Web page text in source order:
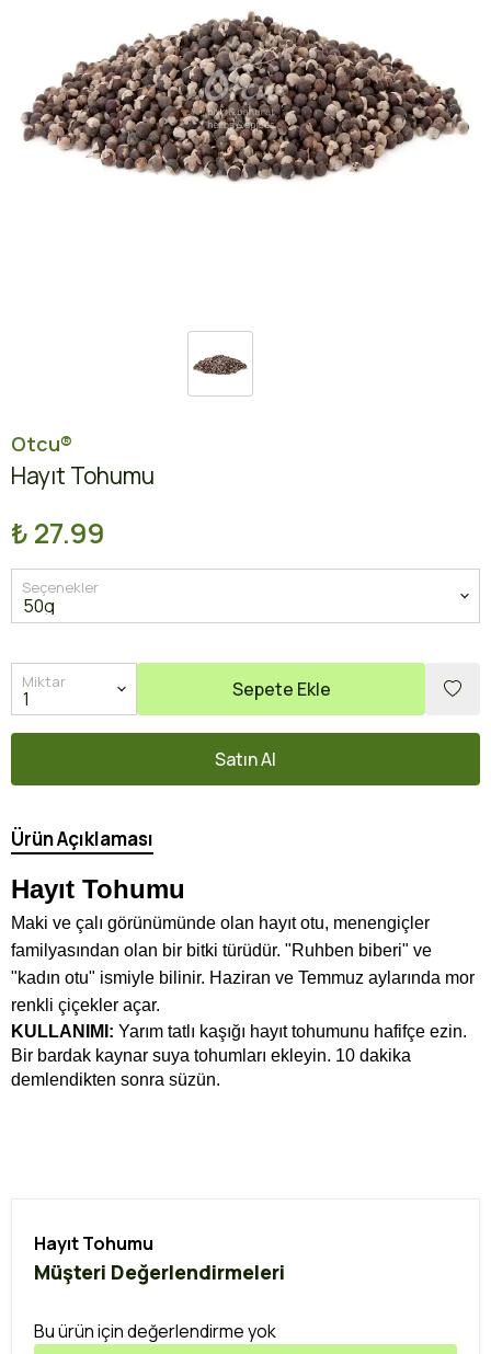
Otcu®
Hayıt Tohumu
₺ 27.99
Seçenekler
Miktar Sepete Ekle
Satın Al
Ürün Açıklaması
Hayıt Tohumu
Maki ve çalı görünümünde olan hayıt otu, menengiçler
familyasından olan bir bitki türüdür. "Ruhben biberi" ve
"kadın otu" ismiyle bilinir. Haziran ve Temmuz aylarında mor
renkli çiçekler açar.
KULLANIMI: Yarım tatlı kaşığı hayıt tohumunu hafifçe ezin.
Bir bardak kaynar suya tohumları ekleyin. 10 dakika
demlendikten sonra süzün.
Hayıt Tohumu
Müşteri Değerlendirmeleri
Bu ürün için değerlendirme yok